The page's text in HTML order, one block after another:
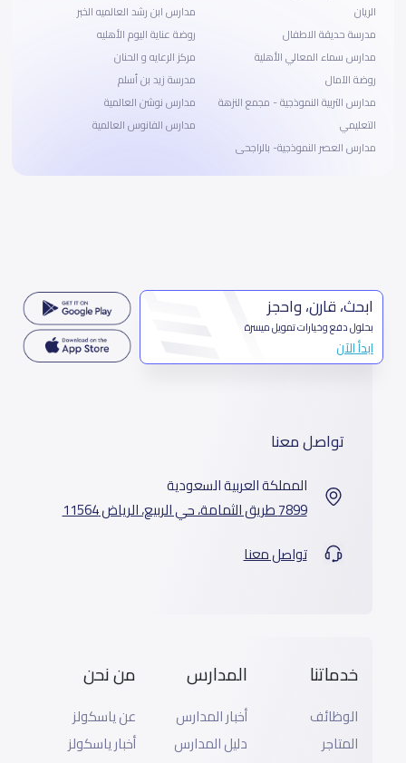
الريان
مدرسة حديقة الاطفال
مدارس سماء المعالي الأهلية
روضة الآمال
مدارس التربية النموذجية - مجمع النزهة
التعليمي
مدارس العصر النموذجية- بالراجحى
مدارس ابن رشد العالميه الخبر
روضة عناية اليوم الأهليه
مركز الرعايه و الحنان
مدرسة زيد بن أسلم
مدارس نوشن العالمية
مدارس الفانوس العالمية
ابحث، قارن، واحجز
بحلول دفع وخيارات تمويل ميسرة
ابدأ الآن
تواصل معنا
المملكة العربية السعودية
7899 طريق الثمامة، حي الربيع، الرياض 11564
تواصل معنا
خدماتنا
الوظائف
المتاجر
المدارس
أخبار المدارس
دليل المدارس
من نحن
عن ياسكولز
أخبار ياسكولز